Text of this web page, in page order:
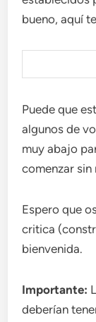
bueno, aquí
Puede que
algunos de
muy abajo
comenzar
Espero que
critica
bienvenida.
Importante:
deberían